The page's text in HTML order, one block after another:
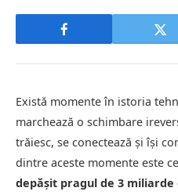
Există momente în istoria
marchează o schimbare
trăiesc, se conectează și își
dintre aceste momente este
depășit pragul de 3